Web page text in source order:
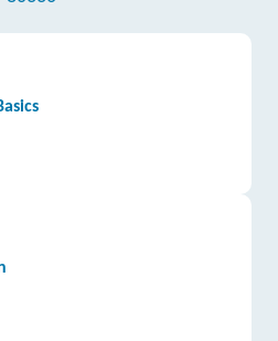
GmbH | Viktoriastraße 3 B,
| Viktoriastraße 3 B,
Informationen